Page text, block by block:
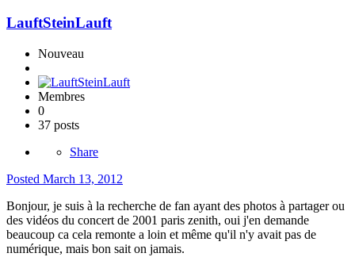
LauftSteinLauft
Nouveau
Membres
0
37 posts
Share
Posted March 13, 2012
Bonjour, je suis à la recherche de fan ayant des photos à partager ou
des vidéos du concert de 2001 paris zenith, oui j'en demande
beaucoup ca cela remonte a loin et même qu'il n'y avait pas de
numérique, mais bon sait on jamais.